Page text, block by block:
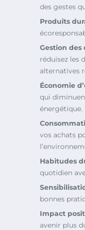
des gestes
Produits
Gestion des
réduisez les
alternatives
Économie
qui
énergétique.
vos achats
Habitudes
quotidien
bonnes
Impact
avenir plus